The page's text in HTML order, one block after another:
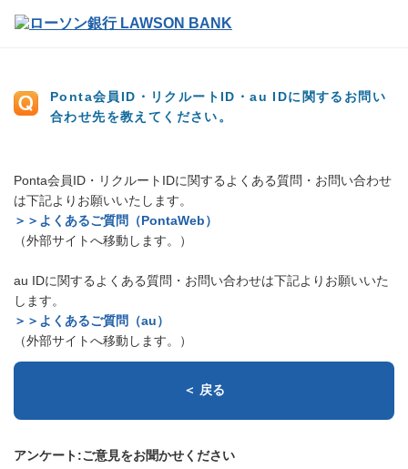
Ponta会員ID・リクルートID・au IDに関するお問い
合わせ先を教えてください。
Ponta会員ID・リクルートIDに関するよくある質問・お問い合わせ
は下記よりお願いいたします。
＞＞よくあるご質問（PontaWeb）
（外部サイトへ移動します。）
au IDに関するよくある質問・お問い合わせは下記よりお願いいた
します。
＞＞よくあるご質問（au）
（外部サイトへ移動します。）
＜ 戻る
アンケート:ご意見をお聞かせください